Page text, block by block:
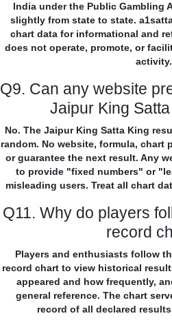
India under the Public Gambling
slightly from state to state.
chart data for informational and
does not operate, promote, or
activity.
Q9. Can any website
Jaipur King
No. The Jaipur King Satta King
random. No website, formula, chart
or guarantee the next result. Any
to provide "fixed numbers" or
misleading users. Treat all chart
Q11. Why do players
record
Players and enthusiasts follow
record chart to view historical
appeared and how frequently,
general reference. The chart
record of all declared